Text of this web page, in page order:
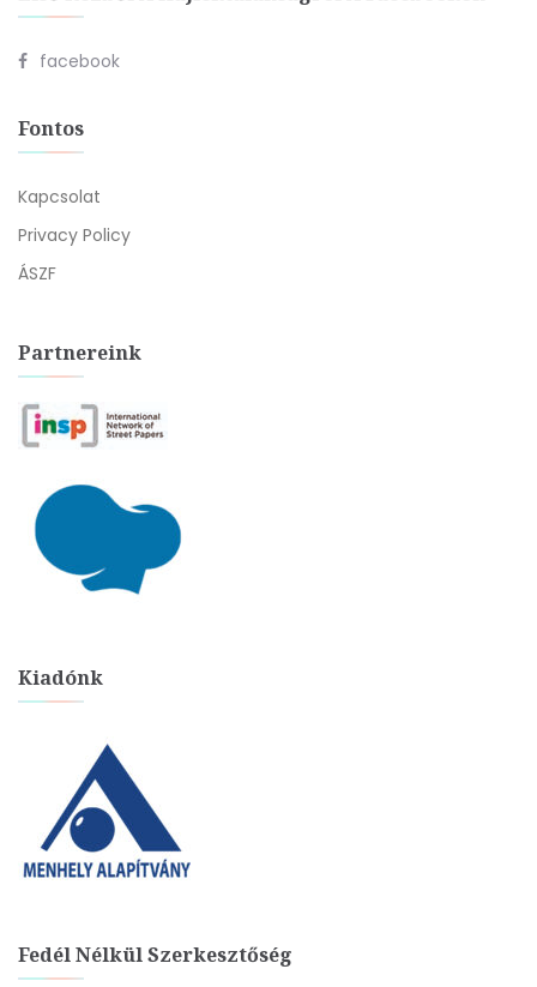
facebook
Fontos
Kapcsolat
Privacy Policy
ÁSZF
Partnereink
Kiadónk
Fedél Nélkül Szerkesztőség